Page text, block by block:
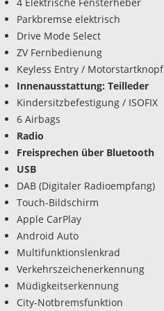
Parkbremse elektrisch
Drive Mode Select
ZV Fernbedienung
Keyless Entry / Motorstartknopf
Innenausstattung: Teilleder
Kindersitzbefestigung / ISOFIX
6 Airbags
Radio
Freisprechen über Bluetooth
USB
DAB (Digitaler Radioempfang)
Touch-Bildschirm
Apple CarPlay
Android Auto
Multifunktionslenkrad
Verkehrszeichenerkennung
Müdigkeitserkennung
City-Notbremsfunktion